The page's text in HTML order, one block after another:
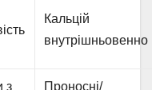
Кальцій
внутрішньовенно
з
Проносні/